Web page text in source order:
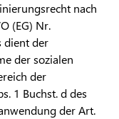
nach
(EG) Nr.
dient der
der sozialen
der
1 Buchst. d des
der Art.